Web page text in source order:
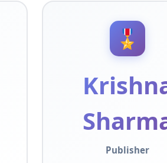
🎖️
Publisher